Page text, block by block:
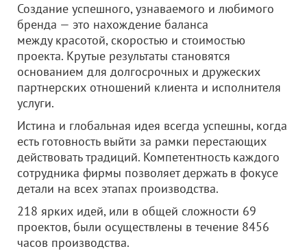
Создание успешного, узнаваемого и любимого
бренда — это нахождение баланса
между красотой, скоростью и стоимостью
проекта. Крутые результаты становятся
основанием для долгосрочных и дружеских
партнерских отношений клиента и исполнителя
услуги.
Истина и глобальная идея всегда успешны, когда
есть готовность выйти за рамки перестающих
действовать традиций. Компетентность каждого
сотрудника фирмы позволяет держать в фокусе
детали на всех этапах производства.
218 ярких идей, или в общей сложности 69
проектов, были осуществлены в течение 8456
часов производства.